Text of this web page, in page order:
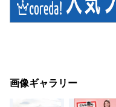
画像ギャラリー